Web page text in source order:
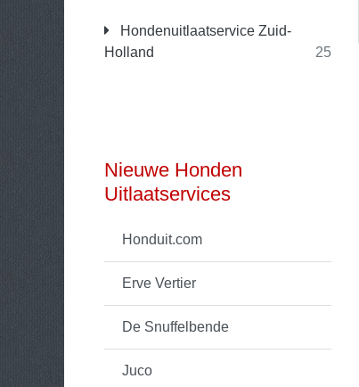
Hondenuitlaatservice Zuid-
Holland
25
Nieuwe Honden
Uitlaatservices
Honduit.com
Erve Vertier
De Snuffelbende
Juco